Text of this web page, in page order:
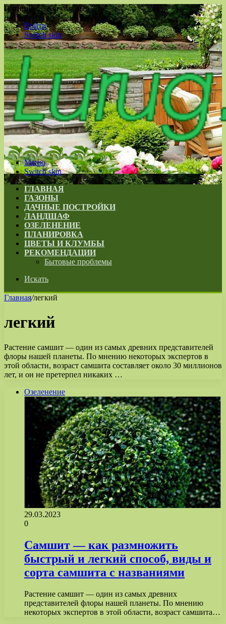
Пятница , 7 Август 2026
Войти
Switch skin
Меню
Switch skin
ГЛАВНАЯ
ГАЗОНЫ
ДАЧНЫЕ ПОСТРОЙКИ
ЛАНДШАФ
ОЗЕЛЕНЕНИЕ
ПЛАНИРОВКА
ЦВЕТЫ И КЛУМБЫ
РЕКОМЕНДАЦИИ
Бытовые проблемы
Искать
Главная/легкий
легкий
Растение самшит — один из самых древних представителей
флоры нашей планеты. По мнению некоторых экспертов в
этой области, возраст самшита составляет около 30 миллионов
лет, и он не претерпел никаких …
Озеленение
29.03.2023
0
Самшит — как размножить
быстрый и легкий способ, виды и
сорта самшита с названиями
Растение самшит — один из самых древних
представителей флоры нашей планеты. По мнению
некоторых экспертов в этой области, возраст самшита…